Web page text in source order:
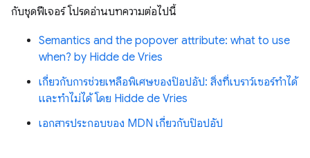
กับชุดฟีเจอร์ โปรดอ่านบทความต่อไปนี้
Semantics and the popover attribute: what to use
when? by Hidde de Vries
เกี่ยวกับการช่วยเหลือพิเศษของป๊อปอัป: สิ่งที่เบราว์เซอร์ทำได้
และทำไม่ได้ โดย Hidde de Vries
เอกสารประกอบของ MDN เกี่ยวกับป๊อปอัป